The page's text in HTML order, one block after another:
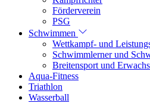
Förderverein
PSG
Schwimmen
Wettkampf- und
Schwimmlerner und
Breitensport und
Aqua-Fitness
Triathlon
Wasserball